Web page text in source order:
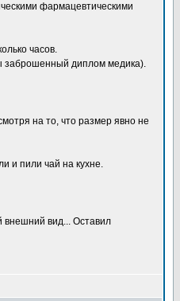
фармацевтическими
часов.
заброшенный диплом медика).
на то, что размер явно не
и пили чай на кухне.
внешний вид... Оставил